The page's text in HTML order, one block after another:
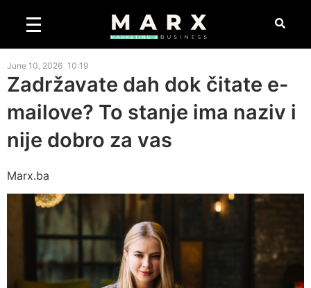
June 10, 2026 10:19
Zadržavate dah dok čitate e-
mailove? To stanje ima naziv i
nije dobro za vas
Marx.ba